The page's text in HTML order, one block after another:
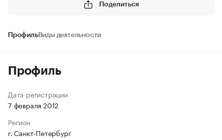
Поделиться
ПрофильВиды деятельности
Профиль
Дата регистрации
7 февраля 2012
Регион
г. Санкт-Петербург